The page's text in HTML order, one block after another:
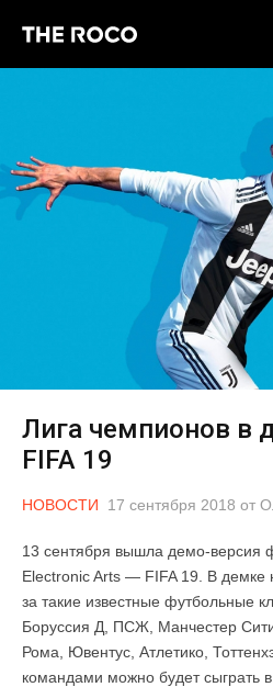
Лига чемпионов в
FIFA 19
НОВОСТИ 17 сентября 2018 от
13 сентября вышла демо-версия
Electronic Arts — FIFA 19. В демке
за такие известные футбольные
Боруссия Д, ПСЖ, Манчестер
Рома, Ювентус, Атлетико,
командами можно будет сыграть